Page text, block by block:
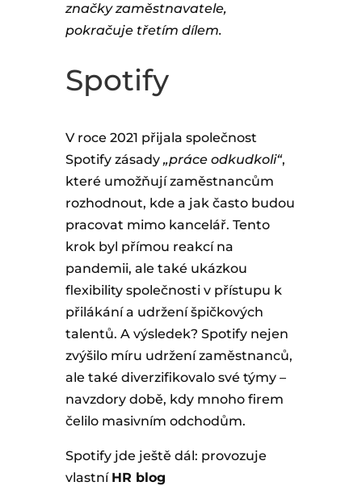
značky zaměstnavatele,
pokračuje třetím dílem.
Spotify
V roce 2021 přijala společnost
Spotify zásady „práce odkudkoli“,
které umožňují zaměstnancům
rozhodnout, kde a jak často budou
pracovat mimo kancelář. Tento
krok byl přímou reakcí na
pandemii, ale také ukázkou
flexibility společnosti v přístupu k
přilákání a udržení špičkových
talentů. A výsledek? Spotify nejen
zvýšilo míru udržení zaměstnanců,
ale také diverzifikovalo své týmy –
navzdory době, kdy mnoho firem
čelilo masivním odchodům.
Spotify jde ještě dál: provozuje
vlastní HR blog